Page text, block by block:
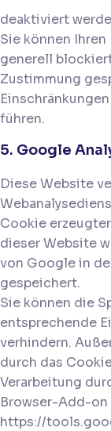
deaktiviert
Sie können
generell
Zustimmung
führen.
5. Google
Diese Website
Cookie
dieser Website
von Google in
gespeichert.
Sie können die
entsprechende
verhindern.
durch das
Verarbeitung
Browser-Add-
https://